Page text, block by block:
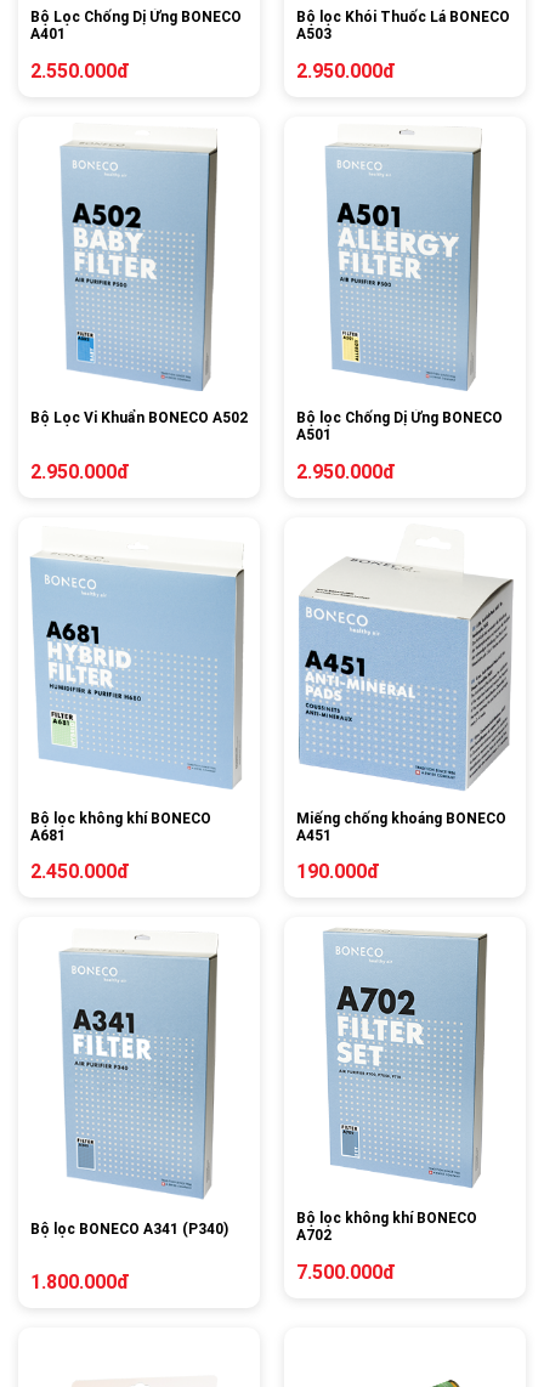
Bộ Lọc Chống Dị Ứng BONECO
A401
2.550.000đ
Bộ lọc Khói Thuốc Lá BONECO
A503
2.950.000đ
Bộ Lọc Vi Khuẩn BONECO A502
2.950.000đ
Bộ lọc Chống Dị Ứng BONECO
A501
2.950.000đ
Bộ lọc không khí BONECO
A681
2.450.000đ
Miếng chống khoáng BONECO
A451
190.000đ
Bộ lọc BONECO A341 (P340)
1.800.000đ
Bộ lọc không khí BONECO
A702
7.500.000đ